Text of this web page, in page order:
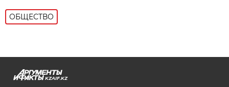
ОБЩЕСТВО
KZAIF.KZ